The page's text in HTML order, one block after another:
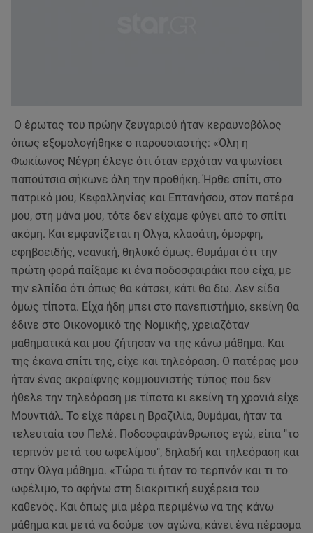
Ο έρωτας του πρώην ζευγαριού ήταν κεραυνοβόλος
όπως εξομολογήθηκε ο παρουσιαστής: «Όλη η
Φωκίωνος Νέγρη έλεγε ότι όταν ερχόταν να ψωνίσει
παπούτσια σήκωνε όλη την προθήκη. Ήρθε σπίτι, στο
πατρικό μου, Κεφαλληνίας και Επτανήσου, στον πατέρα
μου, στη μάνα μου, τότε δεν είχαμε φύγει από το σπίτι
ακόμη. Και εμφανίζεται η Όλγα, κλασάτη, όμορφη,
εφηβοειδής, νεανική, θηλυκό όμως. Θυμάμαι ότι την
πρώτη φορά παίξαμε κι ένα ποδοσφαιράκι που είχα, με
την ελπίδα ότι όπως θα κάτσει, κάτι θα δω. Δεν είδα
όμως τίποτα. Είχα ήδη μπει στο πανεπιστήμιο, εκείνη θα
έδινε στο Οικονομικό της Νομικής, χρειαζόταν
μαθηματικά και μου ζήτησαν να της κάνω μάθημα. Και
της έκανα σπίτι της, είχε και τηλεόραση. Ο πατέρας μου
ήταν ένας ακραίφνης κομμουνιστής τύπος που δεν
ήθελε την τηλεόραση με τίποτα κι εκείνη τη χρονιά είχε
Μουντιάλ. Το είχε πάρει η Βραζιλία, θυμάμαι, ήταν τα
τελευταία του Πελέ. Ποδοσφαιράνθρωπος εγώ, είπα "το
τερπνόν μετά του ωφελίμου", δηλαδή και τηλεόραση και
στην Όλγα μάθημα. «Τώρα τι ήταν το τερπνόν και τι το
ωφέλιμο, το αφήνω στη διακριτική ευχέρεια του
καθενός. Και όπως μία μέρα περιμένω να της κάνω
μάθημα και μετά να δούμε τον αγώνα, κάνει ένα πέρασμα